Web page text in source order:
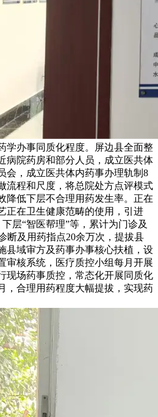
学办事同质化程度。屏边县全面整
病院药房和部分人员，成立医共体
会，成立医共体内药事办理轨制8
流程和尺度，将总院处方点评模式
降低下层不合理用药发生率。正在
正在卫生健康范畴的使用，引进
层“智医帮理”等，累计为门诊及
断及用药指点20余万次，提拔县
县域审方及药事办事核心扶植，设
审核系统，医疗质控小组每月开展
现场药事质控，常态化开展同质化
，合理用药程度大幅提拔，实现药